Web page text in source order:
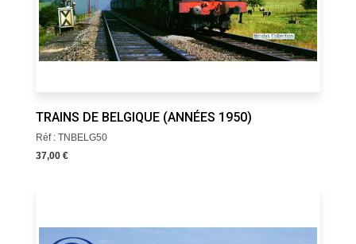
TRAINS DE BELGIQUE (ANNÉES 1950)
Réf : TNBELG50
37,00 €